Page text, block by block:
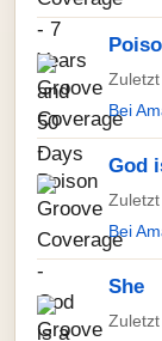
Bei
God
Bei
She